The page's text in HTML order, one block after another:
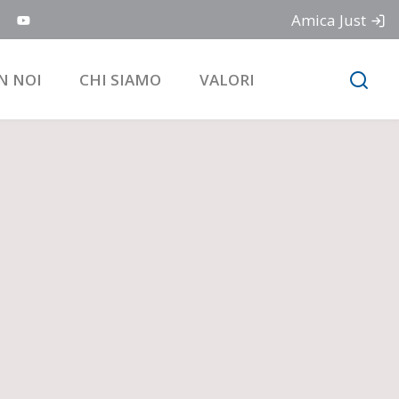
Amica Just
NOI CHI SIAMO VALORI